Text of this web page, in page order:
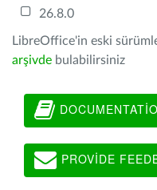
26.8.0
LibreOffice'in eski
arşivde bulabilirsiniz
PROVIDE